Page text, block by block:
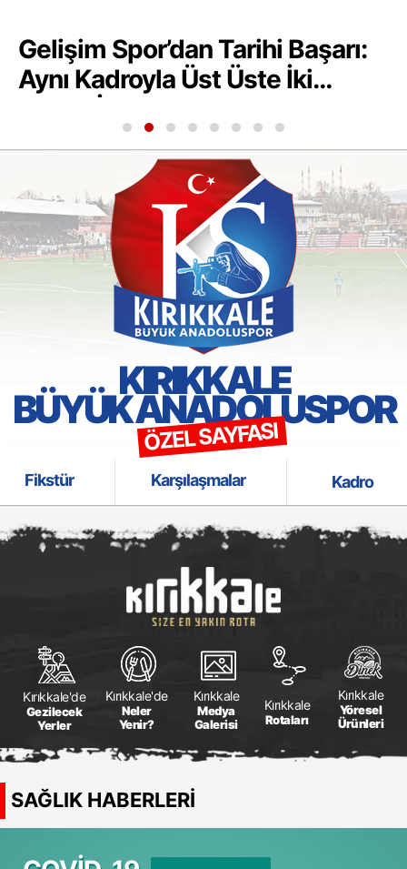
Gelişim Spor’dan Tarihi Başarı:
Aynı Kadroyla Üst Üste İki
KIRIKKALE
BÜYÜK ANADOLUSPOR
ÖZEL SAYFASI
Fikstür Karşılaşmalar Kadro
Kırıkkale'de
Gezilecek
Yerler
Kırıkkale'de
Neler
Yenir?
Kırıkkale
Medya
Galerisi
Kırıkkale
Rotaları
Kırıkkale
Yöresel
Ürünleri
SAĞLIK HABERLERİ